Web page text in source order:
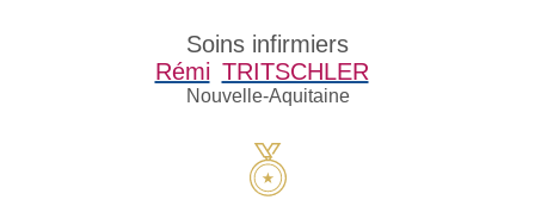
Soins infirmiers
Rémi TRITSCHLER
Nouvelle-Aquitaine